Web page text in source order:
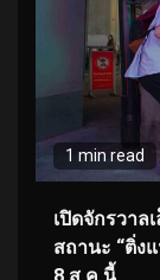
1 min read
เปิดจักรวาล
สถานะ “ติ่ง